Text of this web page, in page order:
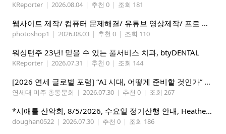
KReporter | 2026.08.04 | 추천 0 | 조회 181
웹사이트 제작/ 컴퓨터 문제해결/ 유튜브 영상제작/ 프로 사진촬영
photoshop1 | 2026.08.03 | 추천 0 | 조회 110
워싱턴주 23년! 믿을 수 있는 풀서비스 치과, btyDENTAL
KReporter | 2026.07.31 | 추천 0 | 조회 144
[2026 연세 글로벌 포럼] “AI 시대, 어떻게 준비할 것인가” 8월 7-10일 벨뷰 개최
연세대 미주 총동문회 | 2026.07.30 | 추천 0 | 조회 267
*시애틀 산악회, 8/5/2026, 수요일 정기산행 안내, Heather Lake*
doughan0522 | 2026.07.30 | 추천 0 | 조회 186